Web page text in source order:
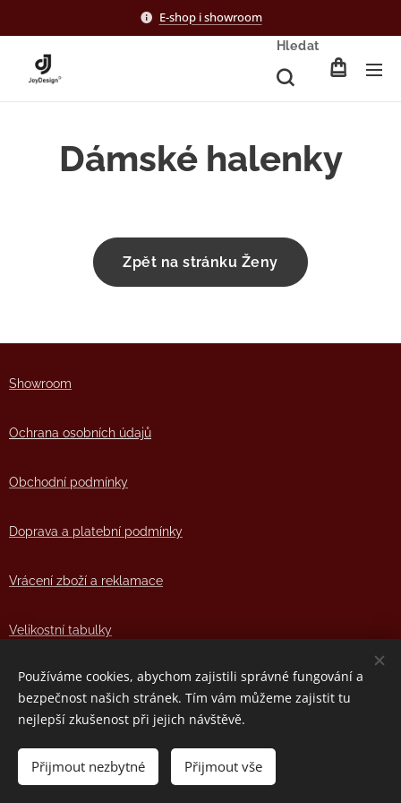
E-shop i showroom
Hledat
Dámské halenky
Zpět na stránku Ženy
Showroom
Ochrana osobních údajů
Obchodní podmínky
Doprava a platební podmínky
Vrácení zboží a reklamace
Velikostní tabulky
Pokyny pro praní a údržbu oblečení od Joy Design
© 2021 Všechna práva vyhrazena
Copyright 2021
Dílna Radost - Joy Design
Používáme cookies, abychom zajistili správné fungování a
bezpečnost našich stránek. Tím vám můžeme zajistit tu
nejlepší zkušenost při jejich návštěvě.
Přijmout nezbytné Přijmout vše